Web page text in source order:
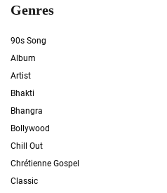
Genres
90s Song
Album
Artist
Bhakti
Bhangra
Bollywood
Chill Out
Chrétienne Gospel
Classic